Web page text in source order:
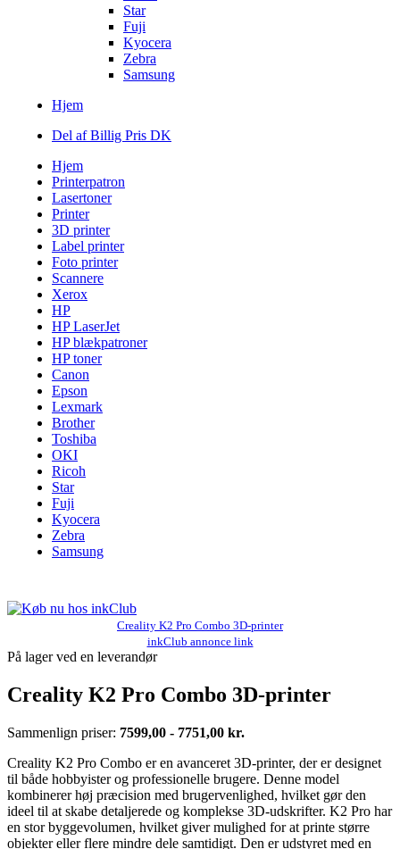
Star
Fuji
Kyocera
Zebra
Samsung
Hjem
Del af Billig Pris DK
Hjem
Printerpatron
Lasertoner
Printer
3D printer
Label printer
Foto printer
Scannere
Xerox
HP
HP LaserJet
HP blækpatroner
HP toner
Canon
Epson
Lexmark
Brother
Toshiba
OKI
Ricoh
Star
Fuji
Kyocera
Zebra
Samsung
Creality K2 Pro Combo 3D-printer
inkClub annonce link
På lager ved en leverandør
Creality K2 Pro Combo 3D-printer
Sammenlign priser: 7599,00 - 7751,00 kr.
Creality K2 Pro Combo er en avanceret 3D-printer, der er designet
til både hobbyister og professionelle brugere. Denne model
kombinerer høj præcision med brugervenlighed, hvilket gør den
ideel til at skabe detaljerede og komplekse 3D-udskrifter. K2 Pro har
en stor byggevolumen, hvilket giver mulighed for at printe større
objekter eller flere mindre dele samtidigt. Den er udstyret med en